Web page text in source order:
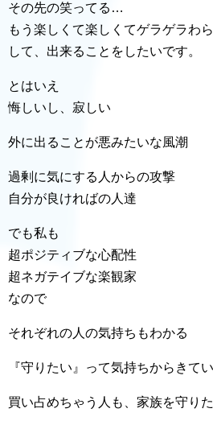
その先の笑ってる…
もう楽しくて楽しくてゲラゲラわ
して、出来ることをしたいです。
とはいえ
悔しいし、寂しい
外に出ることが悪みたいな風潮
過剰に気にする人からの攻撃
自分が良ければの人達
でも私も
超ポジティブな心配性
超ネガテイブな楽観家
なので
それぞれの人の気持ちもわかる
『守りたい』って気持ちからきて
買い占めちゃう人も、家族を守り